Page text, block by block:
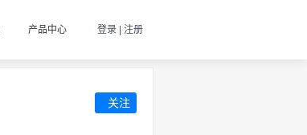
产品中心 登录 | 注册
关注